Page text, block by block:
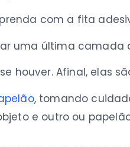
com a fita
uma última camada
houver. Afinal, elas
, tomando
e outro ou